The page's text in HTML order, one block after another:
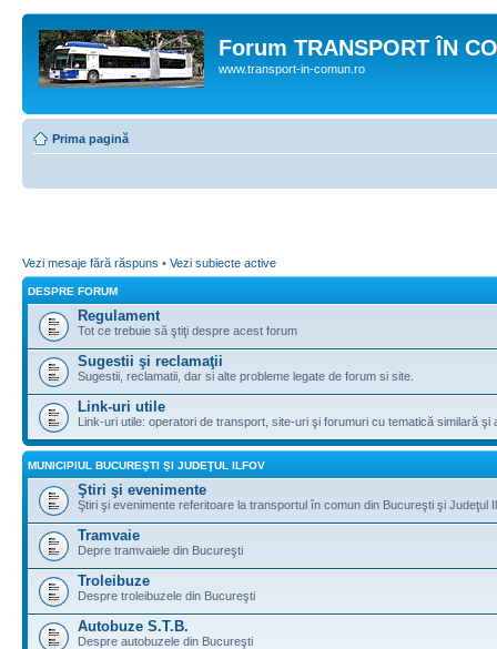
Forum TRANSPORT ÎN
www.transport-in-comun.ro
Prima pagină
Vezi mesaje fără răspuns • Vezi subiecte active
DESPRE FORUM
Regulament
Tot ce trebuie să ştiţi despre acest forum
Sugestii şi reclamaţii
Sugestii, reclamatii, dar si alte probleme legate de forum si site.
Link-uri utile
Link-uri utile: operatori de transport, site-uri şi forumuri cu tematică similară şi
MUNICIPIUL BUCUREŞTI ŞI JUDEŢUL ILFOV
Ştiri şi evenimente
Ştiri şi evenimente referitoare la transportul în comun din Bucureşti şi Judeţul
Tramvaie
Depre tramvaiele din Bucureşti
Troleibuze
Despre troleibuzele din Bucureşti
Autobuze S.T.B.
Despre autobuzele din Bucureşti